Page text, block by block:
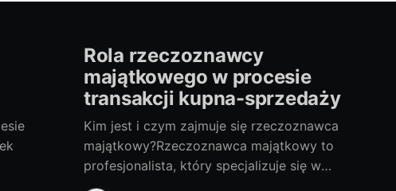
Rola rzeczoznawcy
majątkowego w procesie
transakcji kupna-sprzedaży
Kim jest i czym zajmuje się rzeczoznawca
majątkowy?Rzeczoznawca majątkowy to
profesjonalista, który specjalizuje się w
szacowaniu wartości nieruchomości, takich jak